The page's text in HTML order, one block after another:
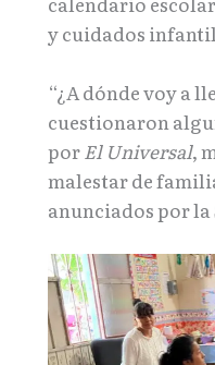
y cuidados
“¿A dónde voy a
cuestionaron
porEl Universal,
malestar de
anunciados por la